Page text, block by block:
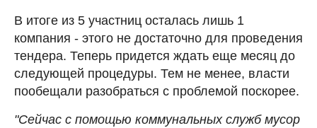
В итоге из 5 участниц осталась лишь 1
компания - этого не достаточно для проведения
тендера. Теперь придется ждать еще месяц до
следующей процедуры. Тем не менее, власти
пообещали разобраться с проблемой поскорее.
"Сейчас с помощью коммунальных служб мусор